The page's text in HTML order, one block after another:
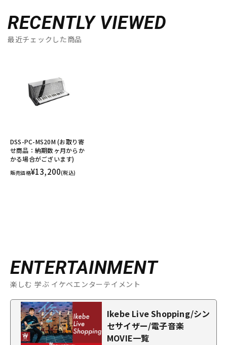
RECENTLY VIEWED
最近チェックした商品
DSS-PC-MS20M (お取り寄
せ商品：納期数ヶ月からか
かる場合がございます)
販売価格¥13,200(税込)
ENTERTAINMENT
楽しむ 学ぶ イケベエンターテイメント
Ikebe Live Shopping/シン
セサイザー/電子音楽
MOVIE一覧